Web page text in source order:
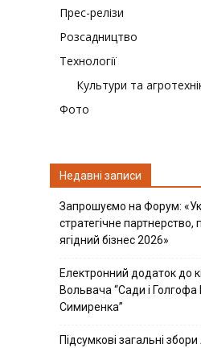
Прес-релізи
Розсадництво
Технології
Культури та
Фото
Недавні записи
Запрошуємо на Форум:
стратегічне
ягідний бізнес 2026»
Електронний додаток до
Вольвача “Сади і
Симиренка”
Підсумкові загальні збори